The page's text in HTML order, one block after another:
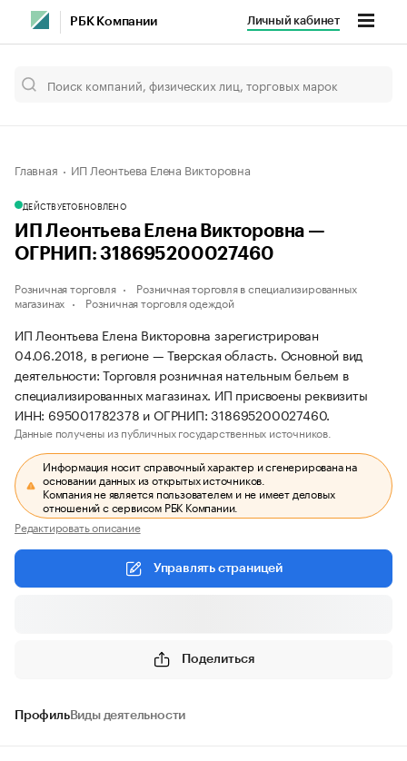
РБК Компании Личный кабинет
Главная ИП Леонтьева Елена Викторовна
ДЕЙСТВУЕТОБНОВЛЕНО
ИП Леонтьева Елена Викторовна —
ОГРНИП: 318695200027460
Розничная торговля
Розничная торговля в специализированных
магазинах
Розничная торговля одеждой
ИП Леонтьева Елена Викторовна зарегистрирован
04.06.2018, в регионе — Тверская область. Основной вид
деятельности: Торговля розничная нательным бельем в
специализированных магазинах. ИП присвоены реквизиты
ИНН: 695001782378 и ОГРНИП: 318695200027460.
Данные получены из публичных государственных источников.
Информация носит справочный характер и сгенерирована на
основании данных из открытых источников.
Компания не является пользователем и не имеет деловых
отношений с сервисом РБК Компании.
Редактировать описание
Управлять страницей
Поделиться
ПрофильВиды деятельности